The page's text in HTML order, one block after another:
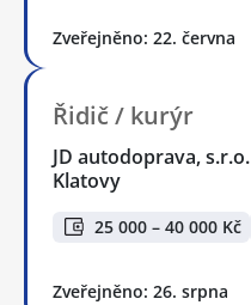
Zveřejněno: 22. června
Řidič / kurýr
JD autodoprava, s.r.o.
Klatovy
25 000 – 40 000 Kč
Zveřejněno: 26. srpna